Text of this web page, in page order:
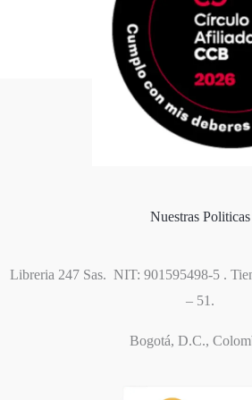
Formas de pago
Nuestras Politicas
Libreria 247 Sas. NIT: 901595498-5 .
– 51.
Bogotá, D.C.,